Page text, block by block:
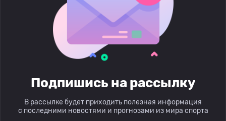
Подпишись на рассылку
В рассылке будет приходить полезная информация
с последними новостями и прогнозами из мира спорта